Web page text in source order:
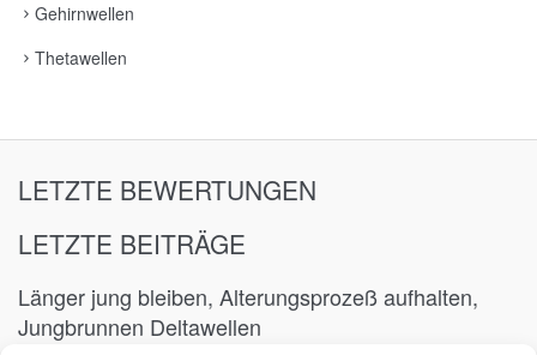
Gehirnwellen
Thetawellen
LETZTE BEWERTUNGEN
LETZTE BEITRÄGE
Länger jung bleiben, Alterungsprozeß aufhalten,
Jungbrunnen Deltawellen